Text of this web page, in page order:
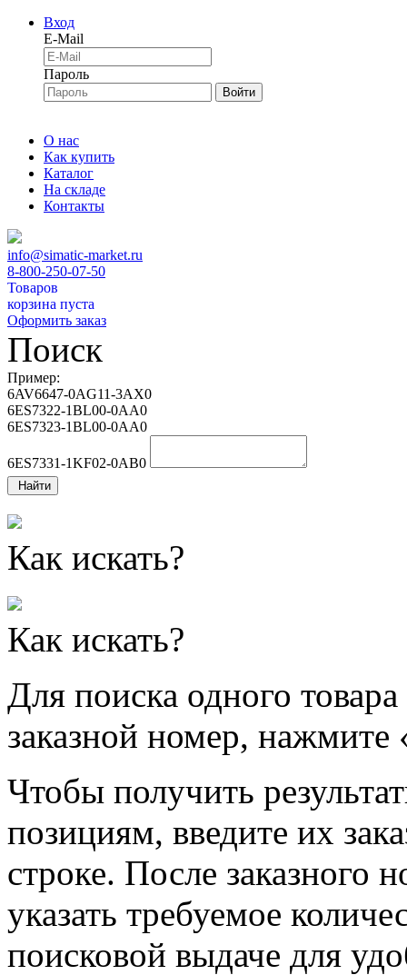
Вход
E-Mail
Пароль
Войти
О нас
Как купить
Каталог
На складе
Контакты
info@simatic-market.ru
8-800-250-07-50
Товаров
корзина пуста
Оформить заказ
Поиск
Пример:
6AV6647-0AG11-3AX0
6ES7322-1BL00-0AA0
6ES7323-1BL00-0AA0
6ES7331-1KF02-0AB0
Найти
Как искать?
Как искать?
Для поиска одного
заказной номер, нажмите
Чтобы получить
позициям, введите их
строке. После заказного
указать требуемое
поисковой выдаче для